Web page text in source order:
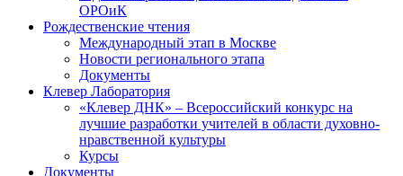
ОРОиК
Рождественские чтения
Международный этап в Москве
Новости регионального этапа
Документы
Клевер Лаборатория
«Клевер ДНК» – Всероссийский конкурс на
лучшие разработки учителей в области духовно-
нравственной культуры
Курсы
Документы